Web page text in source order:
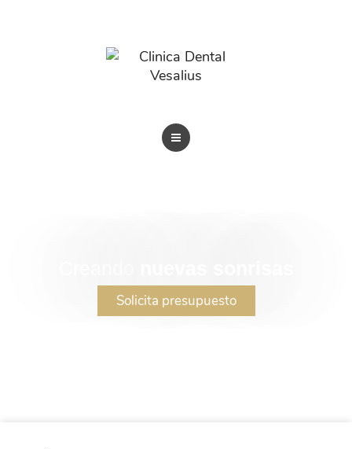
Solicita presupuesto